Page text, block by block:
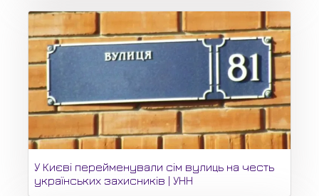
У Києві перейменували сім вулиць на честь
українських захисників | УНН